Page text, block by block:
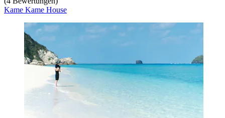
Kame Kame House